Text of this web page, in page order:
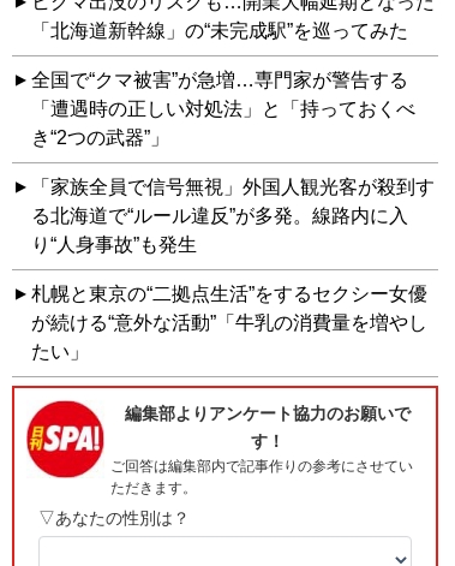
「北海道新幹線」の“未完成駅”を巡ってみた
全国で“クマ被害”が急増…専門家が警告する
「遭遇時の正しい対処法」と「持っておくべ
き“2つの武器”」
「家族全員で信号無視」外国人観光客が殺到す
る北海道で“ルール違反”が多発。線路内に入
り“人身事故”も発生
札幌と東京の“二拠点生活”をするセクシー女優
が続ける“意外な活動”「牛乳の消費量を増やし
たい」